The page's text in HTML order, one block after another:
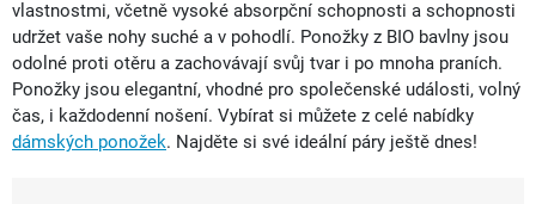
vlastnostmi, včetně vysoké absorpční schopnosti a schopnosti
udržet vaše nohy suché a v pohodlí. Ponožky z BIO bavlny jsou
odolné proti otěru a zachovávají svůj tvar i po mnoha praních.
Ponožky jsou elegantní, vhodné pro společenské události, volný
čas, i každodenní nošení. Vybírat si můžete z celé nabídky
dámských ponožek. Najděte si své ideální páry ještě dnes!